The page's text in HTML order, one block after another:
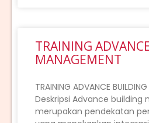
TRAINING
MANAGEMENT
TRAINING ADVANCE
Deskripsi Advance building
merupakan pendekatan